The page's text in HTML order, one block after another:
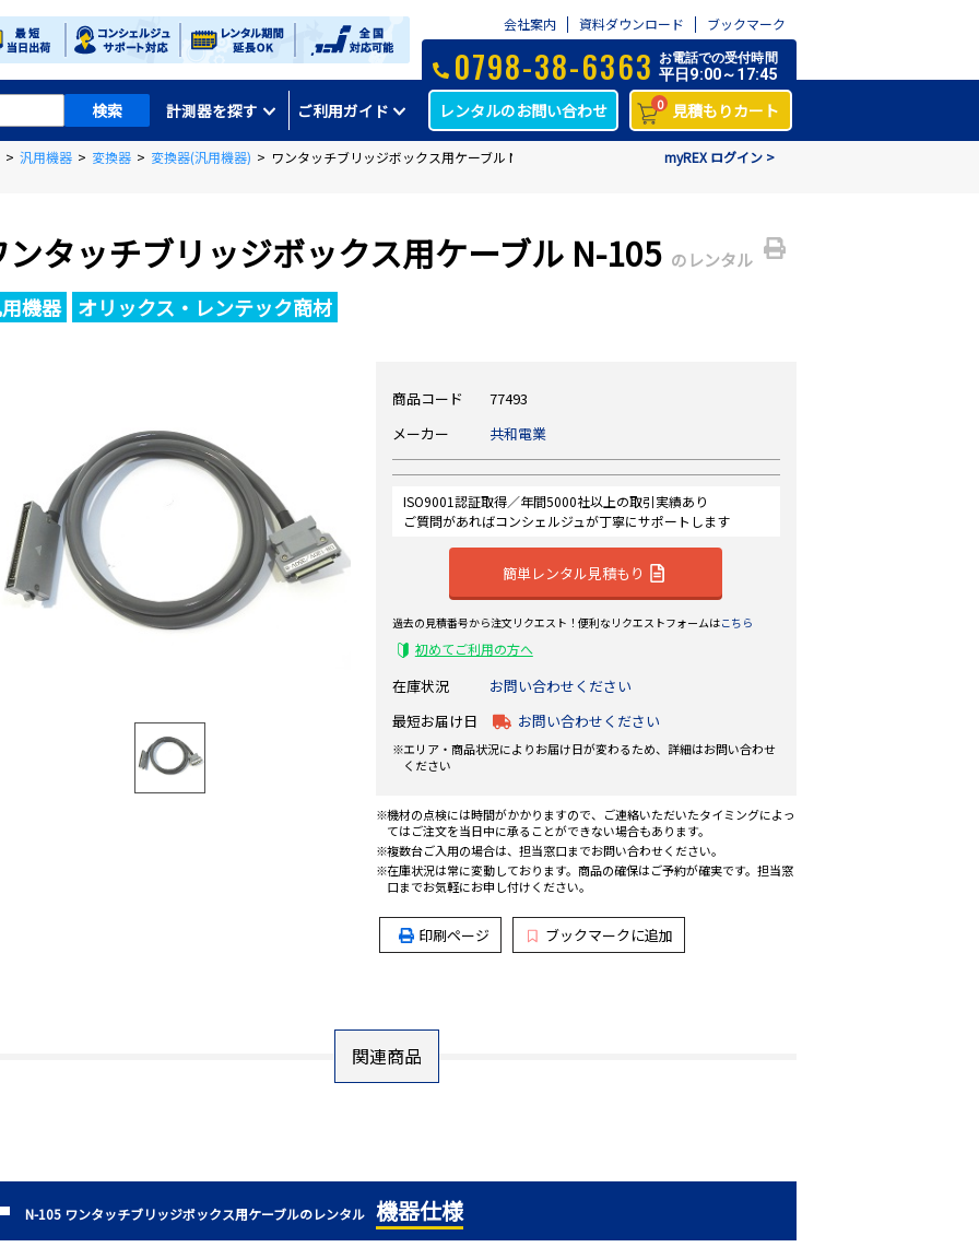
会社案内 資料ダウンロード ブックマーク
計測器を探す ご利用ガイド
0798-38-6363 お電話での受付時間
平日9:00～17:45
レンタルのお問い合わせ 0 見積もりカート
myREX ログイン >
> 汎用機器 > 変換器 > 変換器(汎用機器) > ワンタッチブリッジボックス用ケーブル N-105
ンタッチブリッジボックス用ケーブル N-105 のレンタル
機器 オリックス・レンテック商材
商品コード
77493
メーカー
共和電業
ISO9001認証取得／年間5000社以上の取引実績あり
ご質問があればコンシェルジュが丁寧にサポートします
簡単レンタル見積もり
過去の見積番号から注文リクエスト！便利なリクエストフォームはこちら
初めてご利用の方へ
在庫状況
お問い合わせください
最短お届け日
お問い合わせください
エリア・商品状況によりお届け日が変わるため、詳細はお問い合わせ
ください
機材の点検には時間がかかりますので、ご連絡いただいたタイミングによっ
てはご注文を当日中に承ることができない場合もあります。
複数台ご入用の場合は、担当窓口までお問い合わせください。
在庫状況は常に変動しております。商品の確保はご予約が確実です。担当窓
口までお気軽にお申し付けください。
印刷ページ ブックマークに追加
関連商品
N-105 ワンタッチブリッジボックス用ケーブルのレンタル 機器仕様